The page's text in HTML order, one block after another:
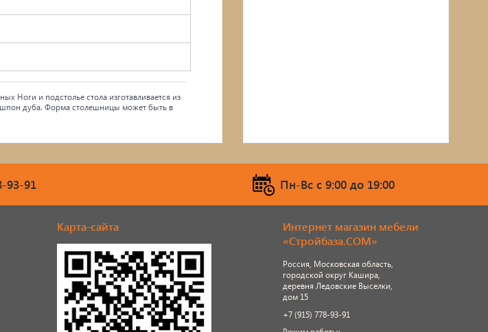
Ноги и подстолье стола изготавливается из
дуба. Форма столешницы может быть в
93-91 Пн-Вс c 9:00 до 19:00
Карта-сайта
Интернет магазин мебели
«Стройбаза.COM»
Россия, Московская область,
городской округ Кашира,
деревня Ледовские Выселки,
дом 15
+7 (915) 778-93-91